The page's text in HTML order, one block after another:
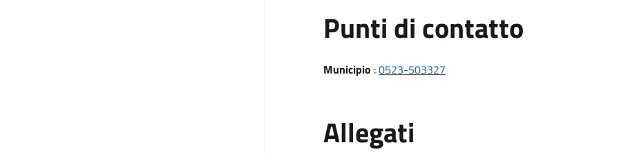
Punti di contatto
Municipio :0523-503327
Allegati